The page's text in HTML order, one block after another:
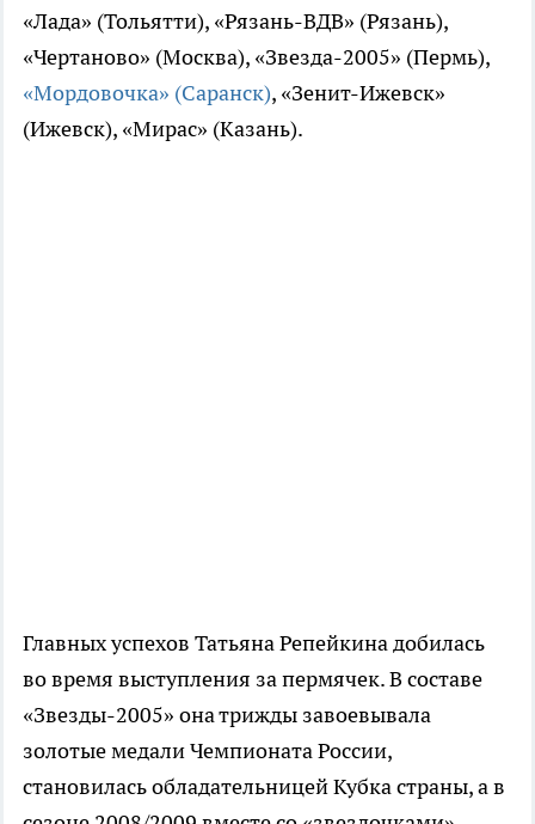
«Лада» (Тольятти), «Рязань-ВДВ» (Рязань),
«Чертаново» (Москва), «Звезда-2005» (Пермь),
«Мордовочка» (Саранск), «Зенит-Ижевск»
(Ижевск), «Мирас» (Казань).
Главных успехов Татьяна Репейкина добилась
во время выступления за пермячек. В составе
«Звезды-2005» она трижды завоевывала
золотые медали Чемпионата России,
становилась обладательницей Кубка страны, а в